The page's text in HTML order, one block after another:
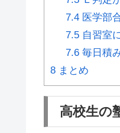
7.4医学部
7.5自習室
7.6毎日積
8 まとめ
高校生の